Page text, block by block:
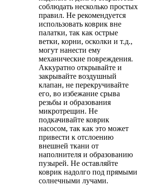
соблюдать несколько простых
правил. Не рекомендуется
использовать коврик вне
палатки, так как острые
ветки, корни, осколки и т.д.,
могут нанести ему
механические повреждения.
Аккуратно открывайте и
закрывайте воздушный
клапан, не перекручивайте
его, во избежание срыва
резьбы и образования
микротрещин. Не
подкачивайте коврик
насосом, так как это может
привести к отслоению
внешней ткани от
наполнителя и образованию
пузырей. Не оставляйте
коврик надолго под прямыми
солнечными лучами.